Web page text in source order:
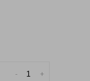
+
-